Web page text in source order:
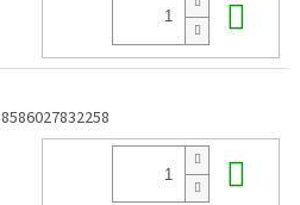
8586027832258